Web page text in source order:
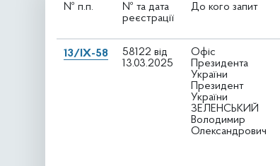
№ п.п.
№ та дата
реєстрації
До кого запит
13/IX-58
58122 від
13.03.2025
Офіс
Президента
України
Президент
України
ЗЕЛЕНСЬКИЙ
Володимир
Олександрович